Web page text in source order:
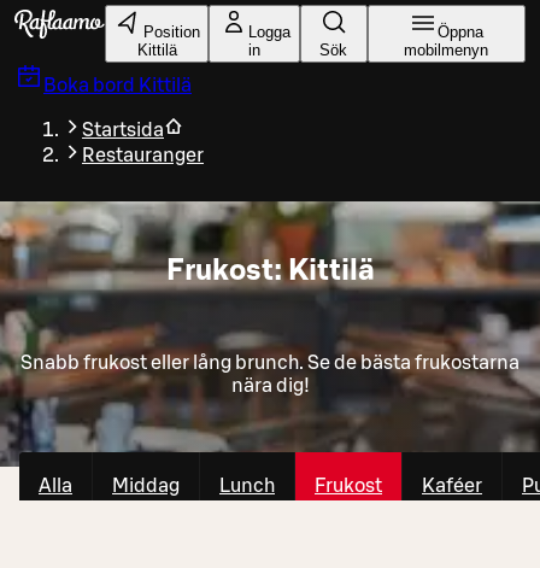
Gå till huvudinnehållet
Position
Kittilä
Logga
in
Sök
Öppna
mobilmenyn
Boka bord Kittilä
Startsida
Restauranger
Frukost: Kittilä
Snabb frukost eller lång brunch. Se de bästa frukostarna
nära dig!
Alla Middag Lunch Frukost Kaféer